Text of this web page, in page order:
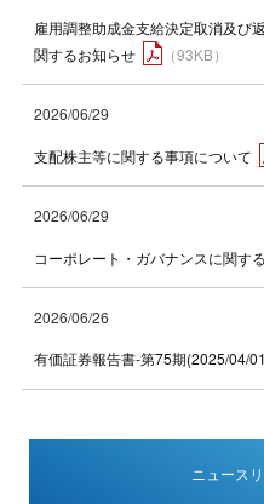
雇用調整助成金支給決定取消及び
関するお知らせ
（93KB）
2026/06/29
支配株主等に関する事項について
2026/06/29
コーポレート・ガバナンスに関す
2026/06/26
有価証券報告書-第75期(2025/04/
ニュース